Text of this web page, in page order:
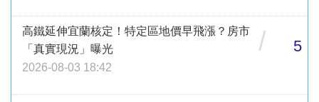
高鐵延伸宜蘭核定！特定區地價早飛漲？房市
「真實現況」曝光
2026-08-03 18:42
/ 5